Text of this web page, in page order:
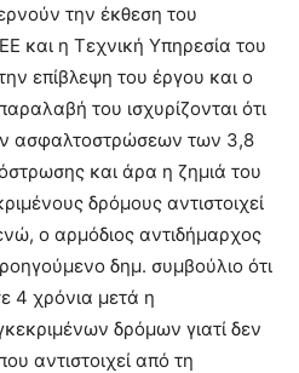
την έκθεση του
και η Τεχνική Υπηρεσία του
επίβλεψη του έργου και ο
του ισχυρίζονται ότι
ασφαλτοστρώσεων των 3,8
και άρα η ζημιά του
δρόμους αντιστοιχεί
ο αρμόδιος αντιδήμαρχος
δημ. συμβούλιο ότι
4 χρόνια μετά η
δρόμων γιατί δεν
αντιστοιχεί από τη